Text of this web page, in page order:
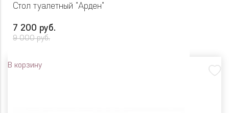
Стол туалетный "Арден"
7 200 руб.
9 000 руб.
В корзину